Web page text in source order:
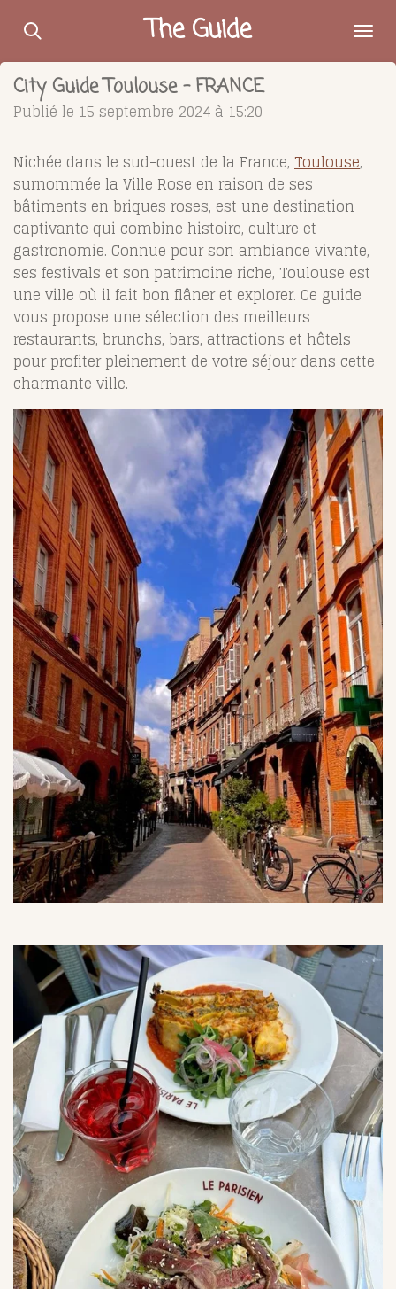
Passer
contenu
principal
The Guide
City Guide Toulouse - FRANCE
Publié le 15 septembre 2024 à 15:20
Nichée dans le sud-ouest de la France, Toulouse,
surnommée la Ville Rose en raison de ses
bâtiments en briques roses, est une destination
captivante qui combine histoire, culture et
gastronomie. Connue pour son ambiance vivante,
ses festivals et son patrimoine riche, Toulouse est
une ville où il fait bon flâner et explorer. Ce guide
vous propose une sélection des meilleurs
restaurants, brunchs, bars, attractions et hôtels
pour profiter pleinement de votre séjour dans cette
charmante ville.